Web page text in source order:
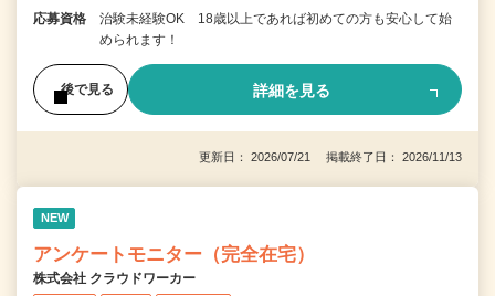
応募資格
治験未経験OK 18歳以上であれば初めての方も安心して始
められます！
後で見る 詳細を見る
更新日： 2026/07/21 掲載終了日： 2026/11/13
NEW
アンケートモニター（完全在宅）
株式会社 クラウドワーカー